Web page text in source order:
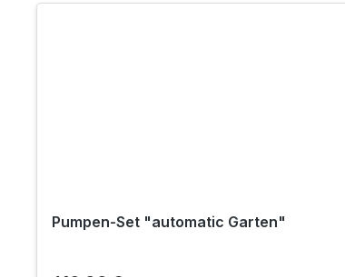
Pumpen-Set "automatic Garten"